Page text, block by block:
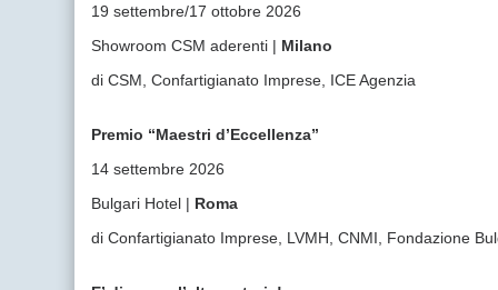
19 settembre/17 ottobre 2026
Showroom CSM aderenti | Milano
di CSM, Confartigianato Imprese, ICE Agenzia
Premio “Maestri d’Eccellenza”
14 settembre 2026
Bulgari Hotel | Roma
di Confartigianato Imprese, LVMH, CNMI, Fondazione